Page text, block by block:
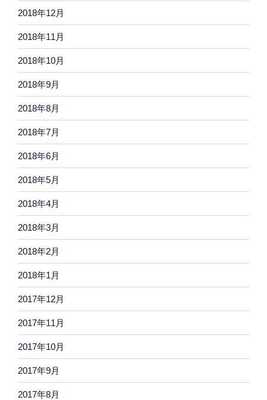
2018年12月
2018年11月
2018年10月
2018年9月
2018年8月
2018年7月
2018年6月
2018年5月
2018年4月
2018年3月
2018年2月
2018年1月
2017年12月
2017年11月
2017年10月
2017年9月
2017年8月